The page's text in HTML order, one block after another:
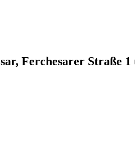
Ferchesarer Straße 1